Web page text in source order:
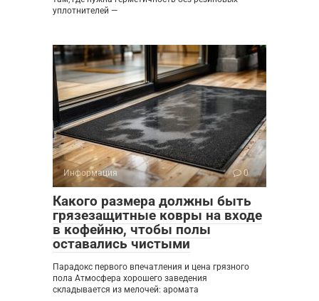
уплотнителей —
Информация 0
Какого размера должны быть
грязезащитные ковры на входе
в кофейню, чтобы полы
оставались чистыми
Парадокс первого впечатления и цена грязного
пола Атмосфера хорошего заведения
складывается из мелочей: аромата